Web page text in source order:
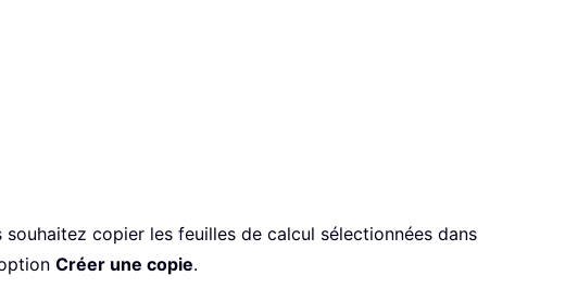
copier les feuilles de calcul sélectionnées dans
Créer une copie.